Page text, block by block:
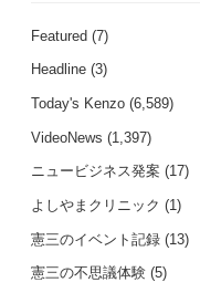
Featured (7)
Headline (3)
Today's Kenzo (6,589)
VideoNews (1,397)
ニュービジネス発案 (17)
よしやまクリニック (1)
憲三のイベント記録 (13)
憲三の不思議体験 (5)